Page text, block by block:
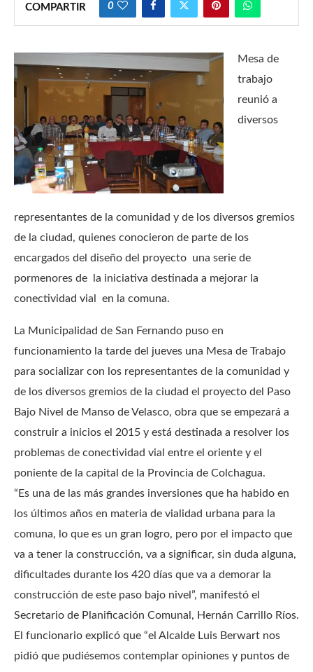
COMPARTIR 0
Mesa de
trabajo
reunió a
diversos
representantes de la comunidad y de los diversos gremios
de la ciudad, quienes conocieron de parte de los
encargados del diseño del proyecto una serie de
pormenores de la iniciativa destinada a mejorar la
conectividad vial en la comuna.
La Municipalidad de San Fernando puso en
funcionamiento la tarde del jueves una Mesa de Trabajo
para socializar con los representantes de la comunidad y
de los diversos gremios de la ciudad el proyecto del Paso
Bajo Nivel de Manso de Velasco, obra que se empezará a
construir a inicios el 2015 y está destinada a resolver los
problemas de conectividad vial entre el oriente y el
poniente de la capital de la Provincia de Colchagua.
“Es una de las más grandes inversiones que ha habido en
los últimos años en materia de vialidad urbana para la
comuna, lo que es un gran logro, pero por el impacto que
va a tener la construcción, va a significar, sin duda alguna,
dificultades durante los 420 días que va a demorar la
construcción de este paso bajo nivel”, manifestó el
Secretario de Planificación Comunal, Hernán Carrillo Ríos.
El funcionario explicó que “el Alcalde Luis Berwart nos
pidió que pudiésemos contemplar opiniones y puntos de